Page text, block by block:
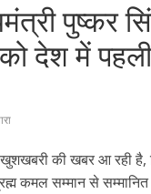
पुष्कर
देश में
की खबर आ रही है,
कमल सम्मान से